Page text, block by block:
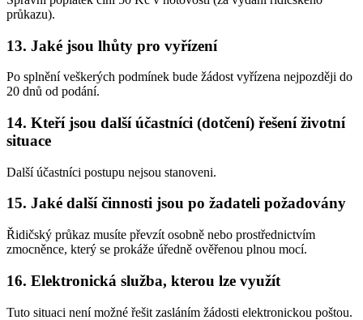
průkazu).
13. Jaké jsou lhůty pro vyřízení
Po splnění veškerých podmínek bude žádost vyřízena nejpozději do
20 dnů od podání.
14. Kteří jsou další účastníci (dotčení) řešení životní
situace
Další účastníci postupu nejsou stanoveni.
15. Jaké další činnosti jsou po žadateli požadovány
Řidičský průkaz musíte převzít osobně nebo prostřednictvím
zmocněnce, který se prokáže úředně ověřenou plnou mocí.
16. Elektronická služba, kterou lze využít
Tuto situaci není možné řešit zasláním žádosti elektronickou poštou.